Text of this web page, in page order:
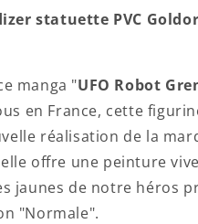
statuette PVC
manga "UFO Robot
en France, cette
réalisation de la
offre une peinture
jaunes de notre héros
"Normale".